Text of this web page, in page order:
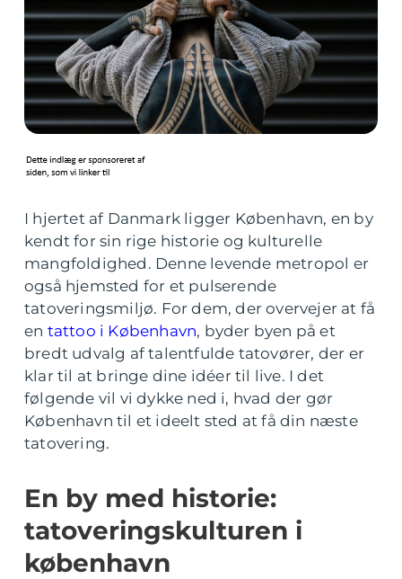
I hjertet af Danmark ligger København, en by
kendt for sin rige historie og kulturelle
mangfoldighed. Denne levende metropol er
også hjemsted for et pulserende
tatoveringsmiljø. For dem, der overvejer at få
en tattoo i København, byder byen på et
bredt udvalg af talentfulde tatovører, der er
klar til at bringe dine idéer til live. I det
følgende vil vi dykke ned i, hvad der gør
København til et ideelt sted at få din næste
tatovering.
En by med historie:
tatoveringskulturen i
københavn